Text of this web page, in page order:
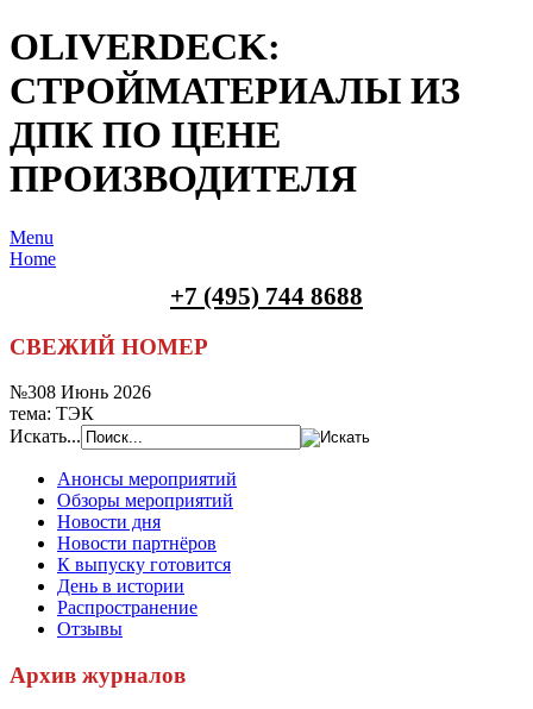
OLIVERDECK:
СТРОЙМАТЕРИАЛЫ ИЗ
ДПК ПО ЦЕНЕ
ПРОИЗВОДИТЕЛЯ
Menu
Home
+7 (495) 744 8688
СВЕЖИЙ НОМЕР
№308 Июнь 2026
тема: ТЭК
Искать...
Анонсы мероприятий
Обзоры мероприятий
Новости дня
Новости партнёров
К выпуску готовится
День в истории
Распространение
Отзывы
Архив журналов